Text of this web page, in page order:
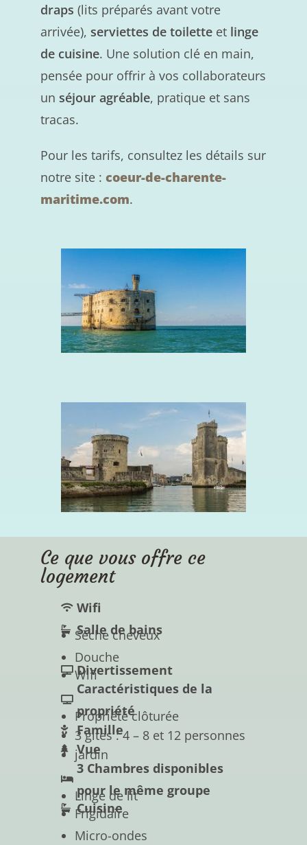
draps (lits préparés avant votre
arrivée),serviettes de toilette et linge
de cuisine. Une solution clé en main,
pensée pour offrir à vos collaborateurs
unséjour agréable, pratique et sans
tracas.
Pour les tarifs, consultez les détails sur
notre site :coeur-de-charente-
maritime.com.
Ce que vous offre ce
logement
Wifi
Salle de bains
Sèche cheveux
Douche
Divertissement
Wifi
Caractéristiques de la
propriété
Propriété clôturée
Famille
3 gites : 4 – 8 et 12 personnes
Vue
jardin
3 Chambres disponibles
pour le même groupe
Linge de lit
Cuisine
Frigidaire
Micro-ondes